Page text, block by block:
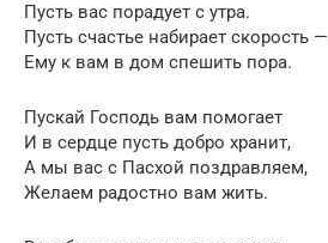
Пусть вас порадует с утра.
Пусть счастье набирает скорость —
Ему к вам в дом спешить пора.
Пускай Господь вам помогает
И в сердце пусть добро хранит,
А мы вас с Пасхой поздравляем,
Желаем радостно вам жить.